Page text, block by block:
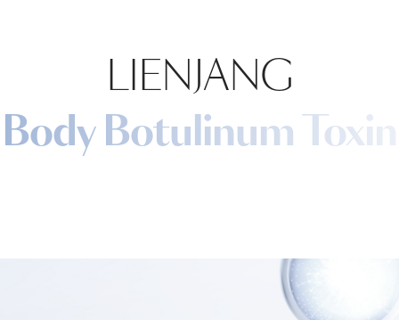
LIENJANG
Body Botulinum Toxin